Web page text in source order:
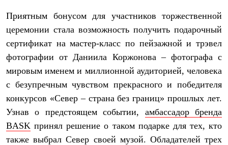
Обувь
Сапоги
Ботинки
Мужская обувь
Ботинки
Кроссовки
Сапоги
Гамаши и бахилы
Гамаши
Бахилы
Тапочки и чуни
Тапочки
Чуни
Приятным бонусом для участников торжественной
церемонии стала возможность получить подарочный
сертификат на мастер-класс по пейзажной и трэвел
фотографии от Даниила Коржонова – фотографа с
мировым именем и миллионной аудиторией, человека
с безупречным чувством прекрасного и победителя
конкурсов «Север – страна без границ» прошлых лет.
Узнав о предстоящем событии,
амбассадор бренда
BASK принял решение о таком подарке для тех, кто
также выбрал Север своей музой. Обладателей трех